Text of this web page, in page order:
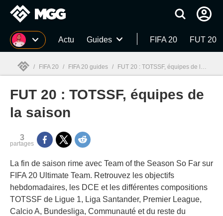
MGG Actu Guides FIFA 20 FUT 20
MGG
/ FIFA 20 / FIFA 20 guides / FUT 20 : TOTSSF, équipes de la saison
FUT 20 : TOTSSF, équipes de
la saison
3
partages
La fin de saison rime avec Team of the Season So Far sur
FIFA 20 Ultimate Team. Retrouvez les objectifs
hebdomadaires, les DCE et les différentes compositions
TOTSSF de Ligue 1, Liga Santander, Premier League,
Calcio A, Bundesliga, Communauté et du reste du